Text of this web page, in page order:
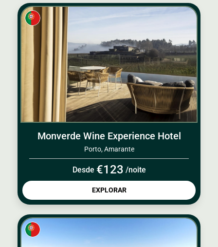
Monverde Wine Experience Hotel
Porto, Amarante
Desde €123 /noite
EXPLORAR